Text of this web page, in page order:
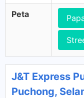
Peta
J&T Express
Puchong,